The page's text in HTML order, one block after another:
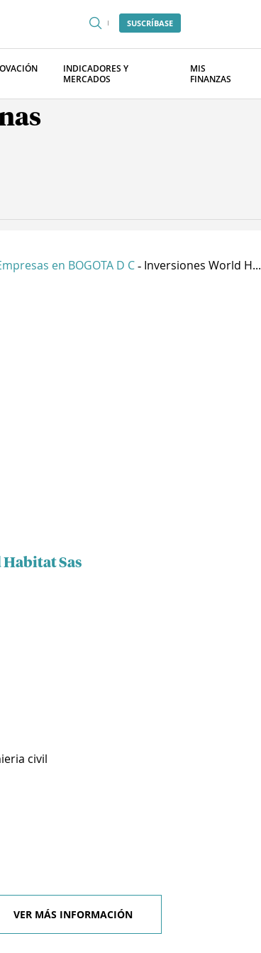
SUSCRÍBASE
INDICADORES Y
MERCADOS
MIS
FINANZAS
en BOGOTA D C - Inversiones World H...
Sas
civil
VER MÁS INFORMACIÓN